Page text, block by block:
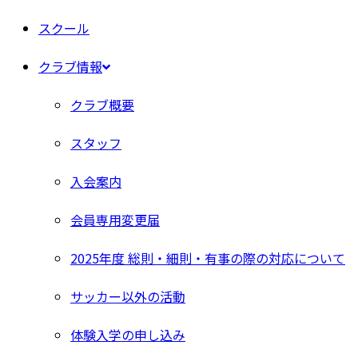
スクール
クラブ情報
クラブ概要
スタッフ
入会案内
会員専用変更届
2025年度 総則・細則・有事の際の対応について
サッカー以外の活動
体験入学の申し込み